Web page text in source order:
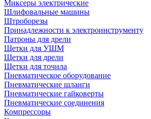
Миксеры электрические
Шлифовальные машины
Штроборезы
Принадлежности к электроинструменту
Патроны для дрели
Щетки для УШМ
Щетки для дрели
Щетки для точила
Пневматическое оборудование
Пневматические шланги
Пневматические гайковерты
Пневматические соединения
Компрессоры